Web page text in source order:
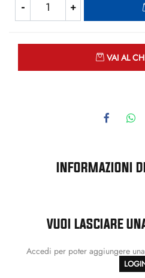
VAI AL
INFORMAZIONI
VUOI LASCIARE
Accedi per poter aggiungere